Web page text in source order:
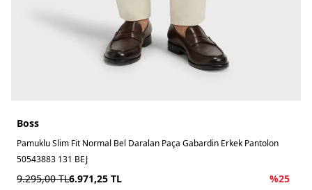
Boss
Pamuklu Slim Fit Normal Bel Daralan Paça Gabardin Erkek Pantolon
50543883 131 BEJ
9.295,00TL6.971,25 TL %25